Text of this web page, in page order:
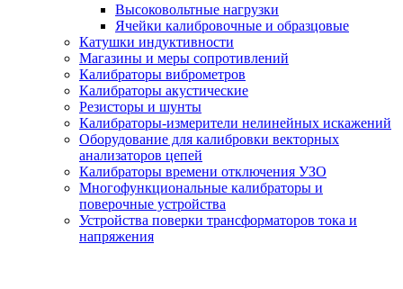
Высоковольтные нагрузки
Ячейки калибровочные и образцовые
Катушки индуктивности
Магазины и меры сопротивлений
Калибраторы виброметров
Калибраторы акустические
Резисторы и шунты
Калибраторы-измерители нелинейных искажений
Оборудование для калибровки векторных
анализаторов цепей
Калибраторы времени отключения УЗО
Многофункциональные калибраторы и
поверочные устройства
Устройства поверки трансформаторов тока и
напряжения